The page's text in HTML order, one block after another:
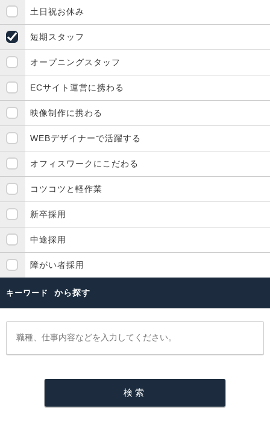
土日祝お休み
短期スタッフ
オープニングスタッフ
ECサイト運営に携わる
映像制作に携わる
WEBデザイナーで活躍する
オフィスワークにこだわる
コツコツと軽作業
新卒採用
中途採用
障がい者採用
キーワード から探す